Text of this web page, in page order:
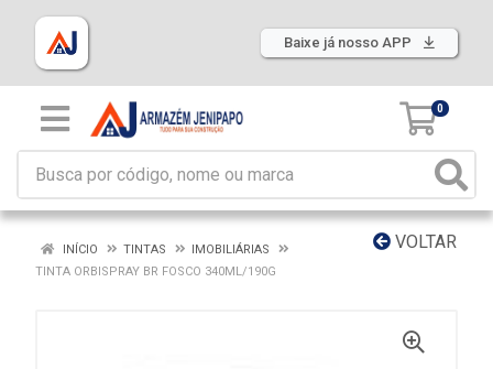
Baixe já nosso APP
0
VOLTAR
INÍCIO TINTAS
IMOBILIÁRIAS
TINTA ORBISPRAY BR FOSCO 340ML/190G